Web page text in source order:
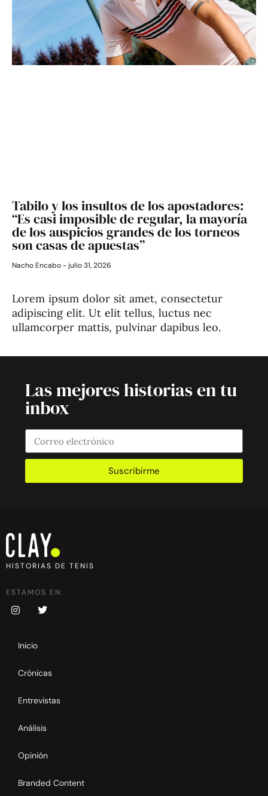
Tabilo y los insultos de los apostadores:
“Es casi imposible de regular, la mayoría
de los auspicios grandes de los torneos
son casas de apuestas”
Nacho Encabo julio 31, 2026
Lorem ipsum dolor sit amet, consectetur
adipiscing elit. Ut elit tellus, luctus nec
ullamcorper mattis, pulvinar dapibus leo.
Las mejores historias en tu
inbox
Suscribirme
HISTORIAS DE TENIS
ESTAMOS EN:
Inicio
Crónicas
Entrevistas
Análisis
Opinión
Branded Content